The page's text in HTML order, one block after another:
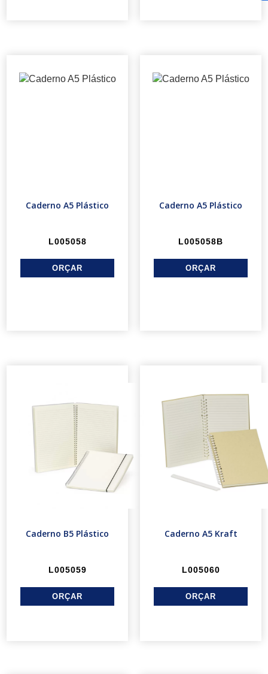
Caderno A5 Plástico
L005058
Caderno A5 Plástico
L005058B
Caderno B5 Plástico
L005059
Caderno A5 Kraft
L005060